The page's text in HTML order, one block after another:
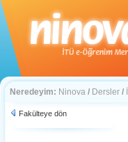
Neredeyim: Ninova / Dersler /
Fakülteye dön